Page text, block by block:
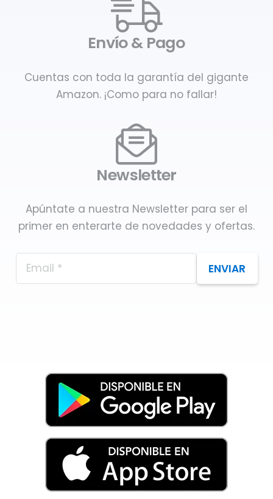
Envío & Pago
Cuentas con toda la garantía del gigante
Amazon. ¡Como para no fallar!
Newsletter
Apúntate a nuestra Newsletter para ser el
primer en enterarte de novedades y ofertas.
ENVIAR